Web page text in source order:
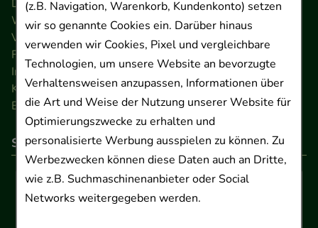
(z.B. Navigation, Warenkorb, Kundenkonto) setzen
wir so genannte Cookies ein. Darüber hinaus
verwenden wir Cookies, Pixel und vergleichbare
Technologien, um unsere Website an bevorzugte
Verhaltensweisen anzupassen, Informationen über
die Art und Weise der Nutzung unserer Website für
Optimierungszwecke zu erhalten und
personalisierte Werbung ausspielen zu können. Zu
Werbezwecken können diese Daten auch an Dritte,
wie z.B. Suchmaschinenanbieter oder Social
Networks weitergegeben werden.
Datenschutz
Widerrufsrecht
Versandkosten
FAQ
Impressum
Kontakt
Barrierefreiheitserklärung
So können Sie bezahlen